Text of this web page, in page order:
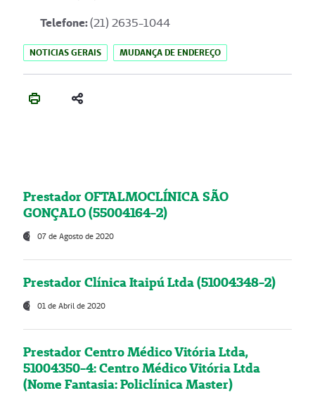
Telefone:(21) 2635-1044
NOTICIAS GERAIS MUDANÇA DE ENDEREÇO
Prestador OFTALMOCLÍNICA SÃO
GONÇALO (55004164-2)
07 de Agosto de 2020
Prestador Clínica Itaipú Ltda (51004348-2)
01 de Abril de 2020
Prestador Centro Médico Vitória Ltda,
51004350-4: Centro Médico Vitória Ltda
(Nome Fantasia: Policlínica Master)